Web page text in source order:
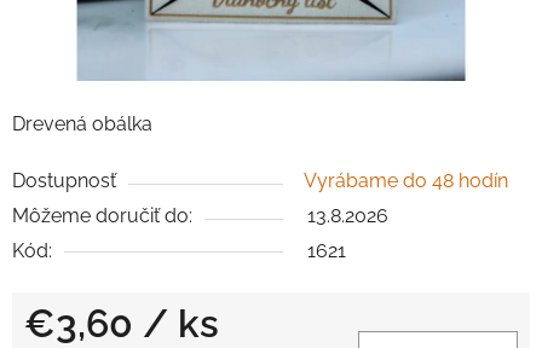
Drevená obálka
Dostupnosť
Vyrábame do 48 hodín
Môžeme doručiť do:
13.8.2026
Kód:
1621
€3,60 / ks